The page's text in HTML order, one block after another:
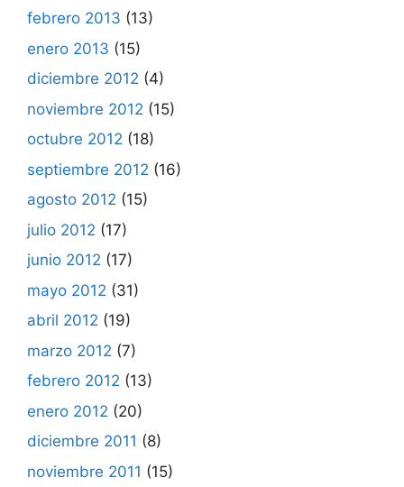
febrero 2013 (13)
enero 2013 (15)
diciembre 2012 (4)
noviembre 2012 (15)
octubre 2012 (18)
septiembre 2012 (16)
agosto 2012 (15)
julio 2012 (17)
junio 2012 (17)
mayo 2012 (31)
abril 2012 (19)
marzo 2012 (7)
febrero 2012 (13)
enero 2012 (20)
diciembre 2011 (8)
noviembre 2011 (15)